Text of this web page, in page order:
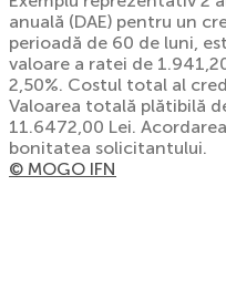
anuală (DAE) pentru un
perioadă de 60 de luni,
valoare a ratei de
2,50%. Costul total al
Valoarea totală plătibilă
11.6472,00 Lei.
bonitatea solicitantului.
© MOGO IFN